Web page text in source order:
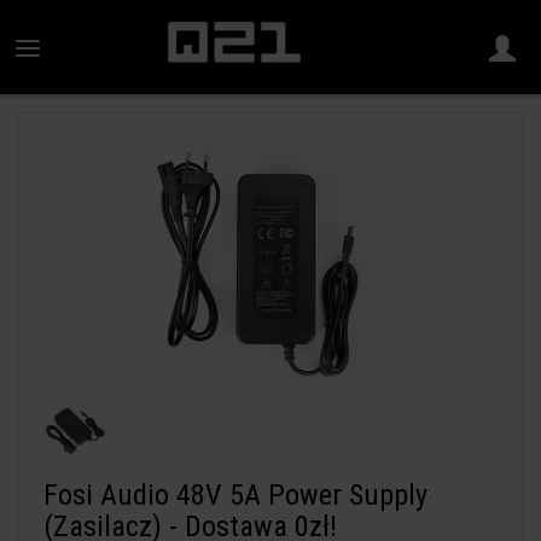
Fosi Audio 48V 5A Power Supply
(Zasilacz) - Dostawa 0zł!